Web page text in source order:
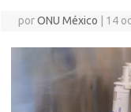
porONU México 14